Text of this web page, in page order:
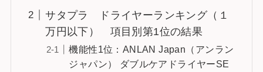
サタプラ ドライヤーランキング（１
万円以下） 項目別第1位の結果
機能性1位：ANLAN Japan（アンラン
ジャパン） ダブルケアドライヤーSE